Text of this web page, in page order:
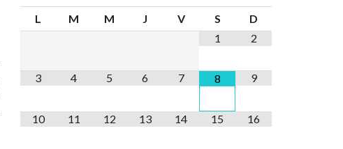
L M M J V S
D
1
2
3 4 5 6 7 8 9
10 11 12 13 14 15 16